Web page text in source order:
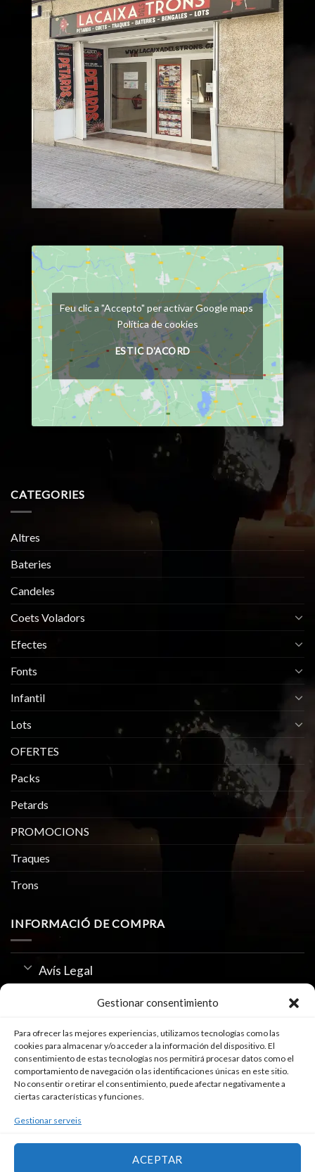
Gestionar consentimiento
Para ofrecer las mejores experiencias, utilizamos tecnologías como las
cookies para almacenar y/o acceder a la información del dispositivo. El
consentimiento de estas tecnologías nos permitirá procesar datos como el
comportamiento de navegación o las identificaciones únicas en este sitio.
No consentir o retirar el consentimiento, puede afectar negativamente a
ciertas características y funciones.
Gestionar serveis
ACEPTAR
Feu clic a "Accepto" per activar Google maps
Política de cookies
ESTIC D'ACORD
CATEGORIES
Altres
Bateries
Candeles
Coets Voladors
Efectes
Fonts
Infantil
Lots
OFERTES
Packs
Petards
PROMOCIONS
Traques
Trons
INFORMACIÓ DE COMPRA
Avís Legal
Política de Privacitat
Us de Cookies
SEGUEIX-NOS A